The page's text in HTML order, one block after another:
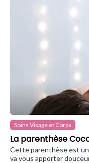
Soins Visage et Corps
La parenthèse
Cette parenthèse est
va vous apporter